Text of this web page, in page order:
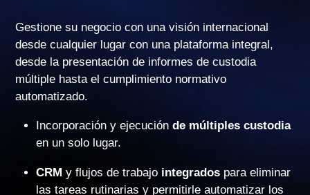
Gestione su negocio con una visión internacional
desde cualquier lugar con una plataforma integral,
desde la presentación de informes de custodia
múltiple hasta el cumplimiento normativo
automatizado.
Incorporación y ejecuciónde múltiples custodia
en un solo lugar.
CRM y flujos de trabajo integrados para eliminar
las tareas rutinarias y permitirle automatizar los